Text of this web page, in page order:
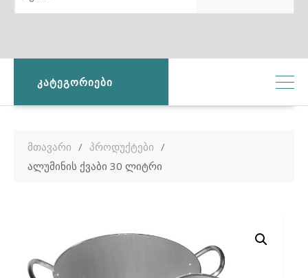
ᲙᲐᲢᲔᲒᲝᲠᲘᲔᲑᲘ
მთავარი
პროდუქტები
ალუმინის ქვაბი 30 ლიტრი